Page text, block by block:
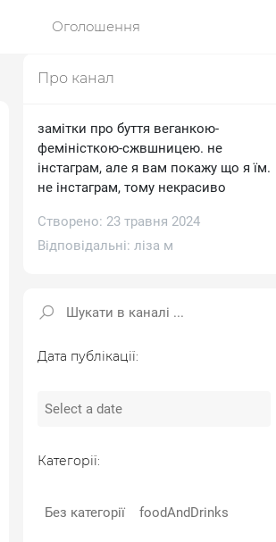
Оголошення
Про канал
замітки про буття веганкою-
феміністкою-сжвшницею. не
інстаграм, але я вам покажу що я їм.
не інстаграм, тому некрасиво
Створено: 23 травня 2024
Відповідальні: ліза м
Дата публікації:
Категорії:
Без категорії foodAndDrinks